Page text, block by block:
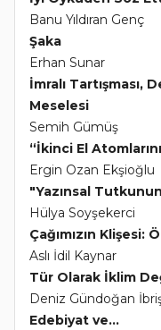
Banu Yıldıran Genç
Şaka
Erhan Sunar
İmralı Tartışması,
Meselesi
Semih Gümüş
“İkinci El
Ergin Ozan Ekşioğlu
"Yazınsal
Hülya Soyşekerci
Çağımızın Klişesi:
Aslı İdil Kaynar
Tür Olarak İklim
Deniz Gündoğan
Edebiyat ve...